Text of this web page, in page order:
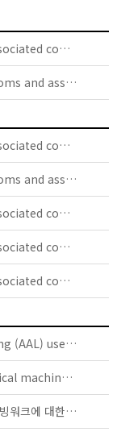
ISO 14698-1:2003 - Cleanrooms and associated controlled environments — Biocontamination control — Part 1: General principles and methods
ISO 14698-2:2003/Cor 1:2004 - Cleanrooms and associated controlled environments — Biocontamination control — Part 2: Evaluation and interpretation of biocontamination data — Technical Corrigendum 1
ISO 14698-1:2003 - Cleanrooms and associated controlled environments — Biocontamination control — Part 1: General principles and methods
ISO 14698-2:2003/Cor 1:2004 - Cleanrooms and associated controlled environments — Biocontamination control — Part 2: Evaluation and interpretation of biocontamination data — Technical Corrigendum 1
ISO 14644-3:2019 - Cleanrooms and associated controlled environments — Part 3: Test methods
ISO 14644-2:2015 - Cleanrooms and associated controlled environments — Part 2: Monitoring to provide evidence of cleanroom performance related to air cleanliness by particle concentration
ISO 14644-1:2015 - Cleanrooms and associated controlled environments — Part 1: Classification of air cleanliness by particle concentration
IEC TS 63134:2020 - Active assisted living (AAL) use cases
IEC 60034-5:2020 RLV - Rotating electrical machines - Part 5: Degrees of protection provided by the integral design of rotating electrical machines (IP code) - Classification
KS B ISO/TS 25740-1 - 에스컬레이터 및 무빙워크에 대한 안전요건 — 제1부: 세계공통 필수 안전요건(GESRs)